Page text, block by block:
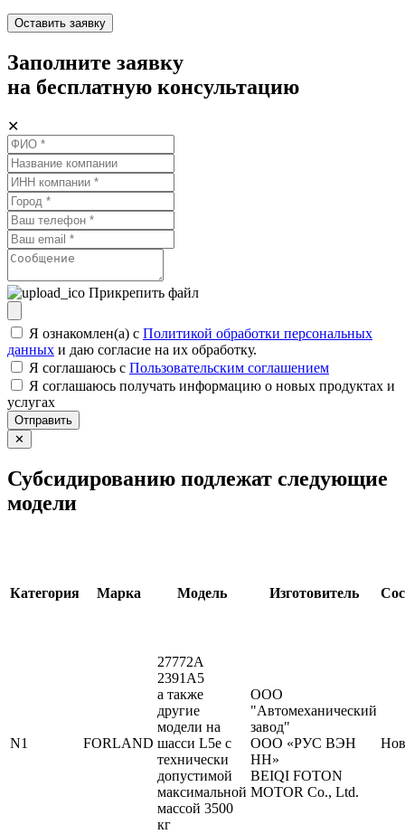
Оставить заявку
Заполните заявку
на бесплатную консультацию
✕
Прикрепить файл
Я ознакомлен(а) с Политикой обработки персональных
данных и даю согласие на их обработку.
Я соглашаюсь c Пользовательским соглашением
Я соглашаюсь получать информацию о новых продуктах и
услугах
Отправить
✕
Субсидированию подлежат следующие
модели
Категория Марка Модель Изготовитель
N1 FORLAND
27772A
2391A5
а также
другие
модели на
шасси L5e с
технически
допустимой
максимальной
массой 3500
кг
ООО
"Автомеханический
завод"
ООО «РУС ВЭН
НН»
BEIQI FOTON
MOTOR Co., Ltd.